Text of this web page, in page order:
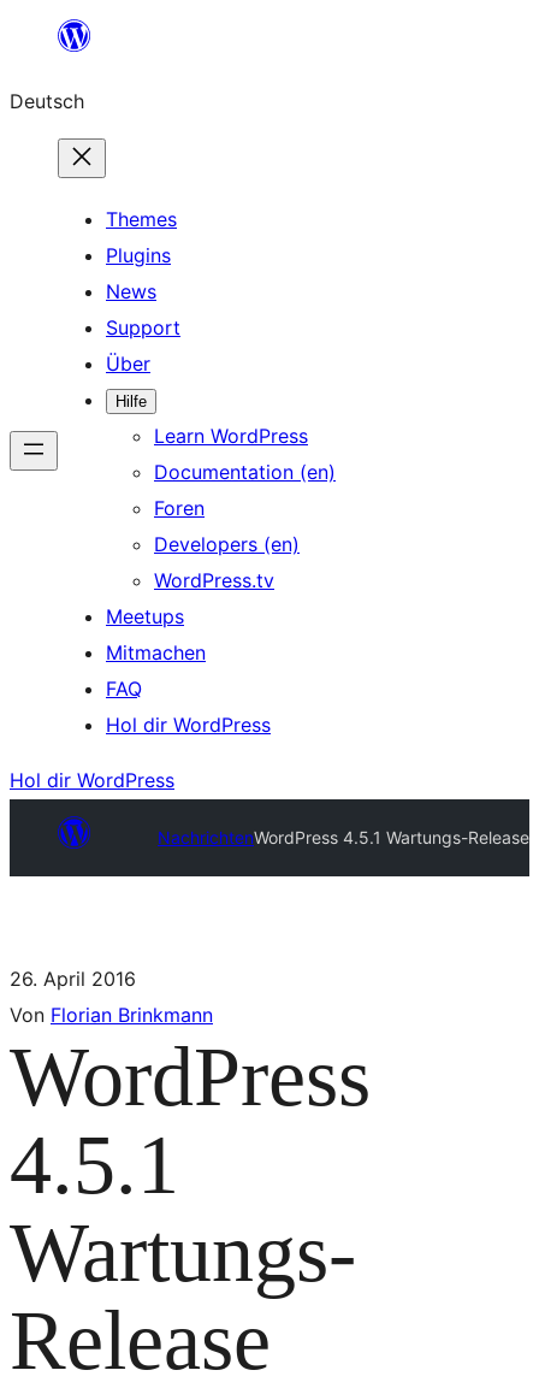
Deutsch
Themes
Plugins
News
Support
Über
Hilfe
Learn WordPress
Documentation (en)
Foren
Developers (en)
WordPress.tv
Meetups
Mitmachen
FAQ
Hol dir WordPress
Hol dir WordPress
NachrichtenWordPress 4.5.1 Wartungs-Release
26. April 2016
Von Florian Brinkmann
WordPress
4.5.1
Wartungs-
Release